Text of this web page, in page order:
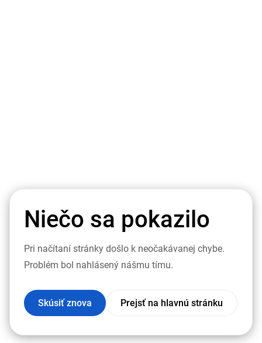
Niečo sa pokazilo
Pri načítaní stránky došlo k neočakávanej chybe.
Problém bol nahlásený nášmu tímu.
Skúsiť znova Prejsť na hlavnú stránku